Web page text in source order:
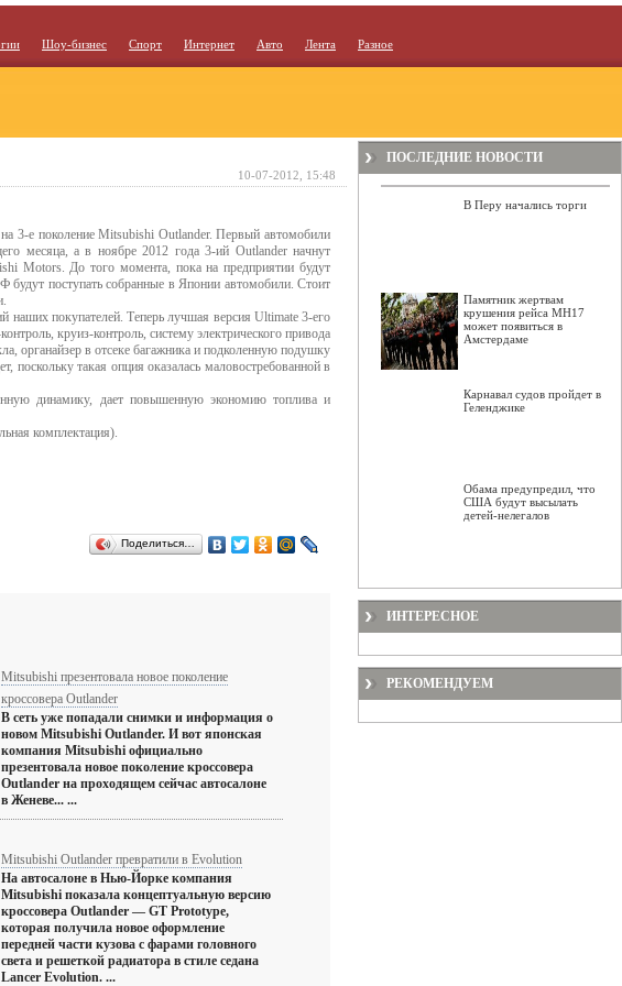
Шоу-бизнес Спорт Интернет Авто Лента Разное
3-е поколение Mitsubishi Outlander. Первый автомобили
месяца, а в ноябре 2012 года 3-ий Outlander начнут
Motors. До того момента, пока на предприятии будут
будут поступать собранные в Японии автомобили. Стоит
наших покупателей. Теперь лучшая версия Ultimate 3-его
круиз-контроль, систему электрического привода
органайзер в отсеке багажника и подколенную подушку
такая опция оказалась маловостребованной в
динамику, дает повышенную экономию топлива и
комплектация).
Поделиться…
Mitsubishi презентовала новое поколение
кроссовера Outlander
В сеть уже попадали снимки и информация о
новом Mitsubishi Outlander. И вот японская
компания Mitsubishi официально
презентовала новое поколение кроссовера
Outlander на проходящем сейчас автосалоне
в Женеве... ...
Mitsubishi Outlander превратили в Evolution
На автосалоне в Нью-Йорке компания
Mitsubishi показала концептуальную версию
кроссовера Outlander — GT Prototype,
которая получила новое оформление
передней части кузова с фарами головного
света и решеткой радиатора в стиле седана
Lancer Evolution. ...
10-07-2012, 15:48
ПОСЛЕДНИЕ НОВОСТИ
В Перу начались торги
Памятник жертвам
крушения рейса МН17
может появиться в
Амстердаме
Карнавал судов пройдет в
Геленджике
Обама предупредил, что
США будут высылать
детей-нелегалов
ИНТЕРЕСНОЕ
РЕКОМЕНДУЕМ